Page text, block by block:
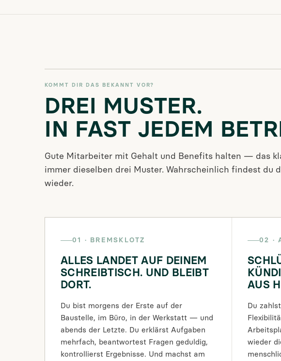
KOMMT DIR DAS BEKANNT VOR?
DREI MUSTER.
IN FAST JEDEM
Gute Mitarbeiter mit Gehalt und Benefits halten — das
immer dieselben drei Muster. Wahrscheinlich findest du
wieder.
01 · BREMSKLOTZ
ALLES LANDET AUF DEINEM
SCHREIBTISCH. UND BLEIBT
DORT.
Du bist morgens der Erste auf der
Baustelle, im Büro, in der Werkstatt — und
abends der Letzte. Du erklärst Aufgaben
mehrfach, beantwortest Fragen geduldig,
kontrollierst Ergebnisse. Und machst am
02 ·
AUS
Du
wieder